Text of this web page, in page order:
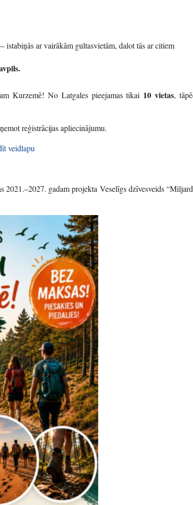
istabiņās ar vairākām gultasvietām, dalot tās ar citiem
Kurzemē! No Latgales pieejamas tikai 10 vietas,
reģistrācijas apliecinājumu.
veidlapu
gadam projekta Veselīgs dzīvesveids